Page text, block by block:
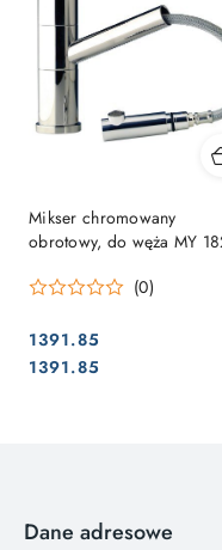
Mikser chromowany
obrotowy, do węża MY
(0)
Cena:
1391.85
Cena:
1391.85
Dane adresowe